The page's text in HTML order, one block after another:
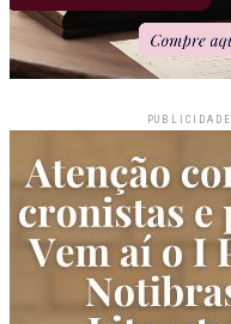
PUBLICIDADE